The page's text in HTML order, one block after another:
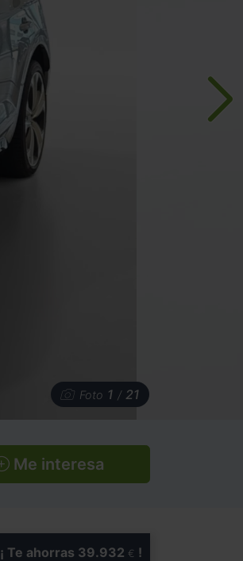
Foto 1 / 21
Me interesa
¡ Te ahorras 39.932 € !